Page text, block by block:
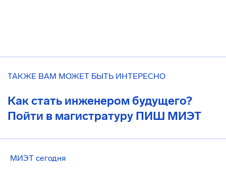
ТАКЖЕ ВАМ МОЖЕТ БЫТЬ ИНТЕРЕСНО
Как стать инженером будущего?
Пойти в магистратуру ПИШ МИЭТ
МИЭТ сегодня